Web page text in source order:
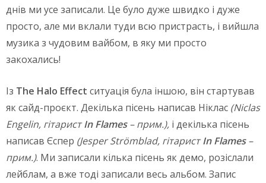
днів ми усе записали. Це було дуже швидко і дуже
просто, але ми вклали туди всю пристрасть, і вийшла
музика з чудовим вайбом, в яку ми просто
закохались!
Із The Halo Effect ситуація була іншою, він стартував
як сайд-проєкт. Декілька пісень написав Ніклас (Niclas
Engelin, гітаристIn Flames – прим.), і декілька пісень
написав Єспер (Jesper Strömblad, гітаристIn Flames –
прим.). Ми записали кілька пісень як демо, розіслали
лейблам, а вже тоді записали весь альбом. Запис